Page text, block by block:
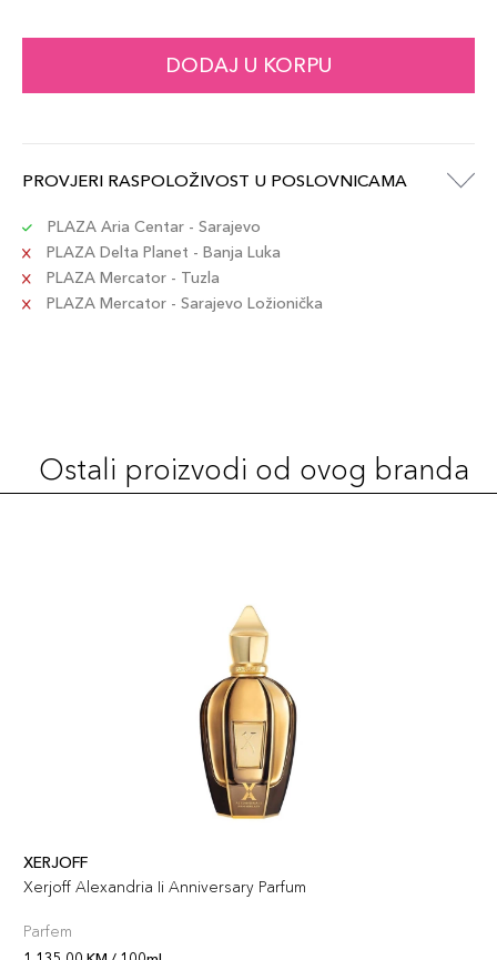
DODAJ U KORPU
PROVJERI RASPOLOŽIVOST U POSLOVNICAMA
PLAZA Aria Centar - Sarajevo
PLAZA Delta Planet - Banja Luka
PLAZA Mercator - Tuzla
PLAZA Mercator - Sarajevo Ložionička
Ostali proizvodi od ovog branda
XERJOFF
Xerjoff Alexandria Ii Anniversary Parfum
Parfem